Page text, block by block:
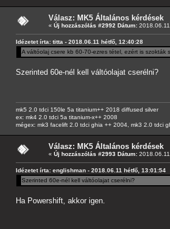
Válasz: MK5 Általános kérdések
« Új hozzászólás #2992 Dátum:
Idézetet írta: titta - 2018.06.11 hétfő, 12:40:28
A váltóolaj csere kb 60-70-ezres tétel, ezért is szokták
Szerinted 60e-nél kell váltóolajat cserélni?
mk5 2.0 tdci 150le 5a titanium++ 2018 diffused silver
ex: mk4 2.0 tdci 5a titanium-x++ 2008
mégex: mk3 facelift 2.0 tdci ghia ++ 2004, mk3 2.0 tdci
Válasz: MK5 Általános kérdések
« Új hozzászólás #2993 Dátum:
Idézetet írta: englishman - 2018.06.11 hétfő, 13:01:54
Szerinted 60e-nél kell váltóolajat cserélni?
Ha Powershift, akkor igen.